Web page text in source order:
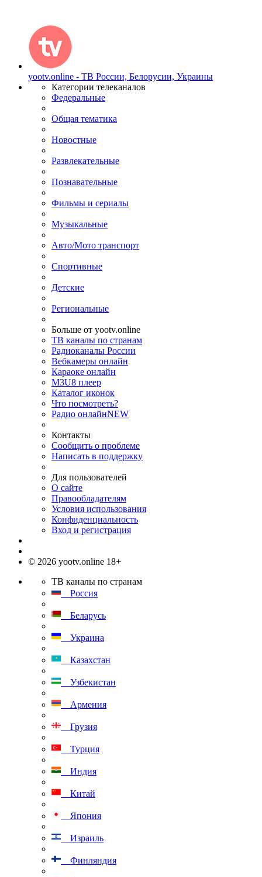
yootv.online - ТВ России, Белорусии, Украины
Категории телеканалов
Федеральные
Общая тематика
Новостные
Развлекательные
Познавательные
Фильмы и сериалы
Музыкальные
Авто/Мото транспорт
Спортивные
Детские
Региональные
Больше от yootv.online
ТВ каналы по странам
Радиоканалы России
Вебкамеры онлайн
Караоке онлайн
M3U8 плеер
Каталог иконок
Что посмотреть?
Радио онлайнNEW
Контакты
Сообщить о проблеме
Написать в поддержку
Для пользователей
О сайте
Правообладателям
Условия использования
Конфиденциальность
Вход и регистрация
© 2026 yootv.online 18+
ТВ каналы по странам
Россия
Беларусь
Украина
Казахстан
Узбекистан
Армения
Грузия
Турция
Индия
Китай
Япония
Израиль
Финляндия